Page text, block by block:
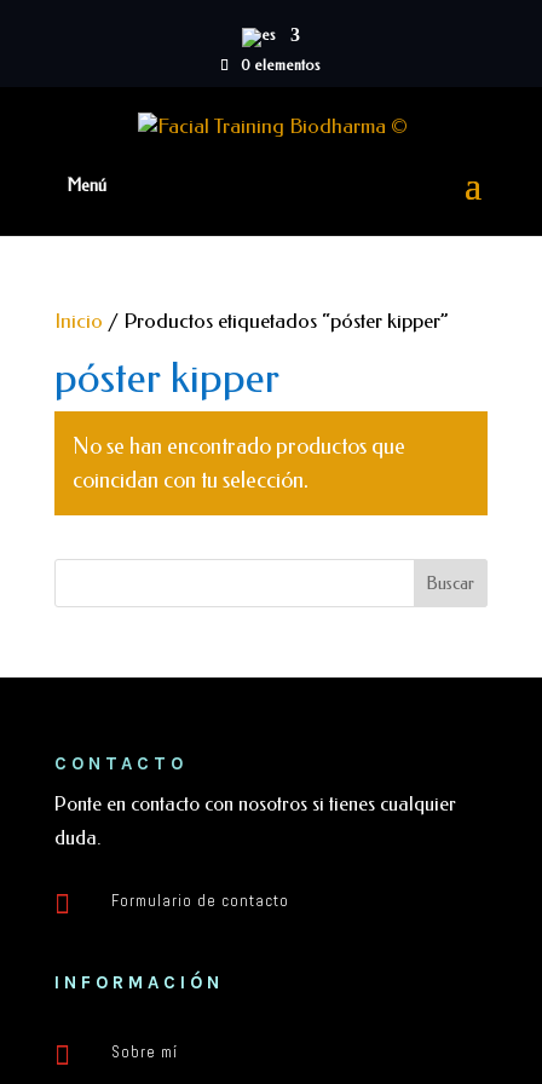
0 elementos
Inicio / Productos etiquetados “póster kipper”
póster kipper
No se han encontrado productos que
coincidan con tu selección.
CONTACTO
Ponte en contacto con nosotros si tienes cualquier
duda.
 Formulario de contacto
INFORMACIÓN
 Sobre mí